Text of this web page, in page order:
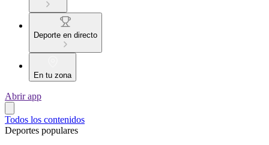
Deporte en directo
En tu zona
Abrir app
Todos los contenidos
Deportes populares